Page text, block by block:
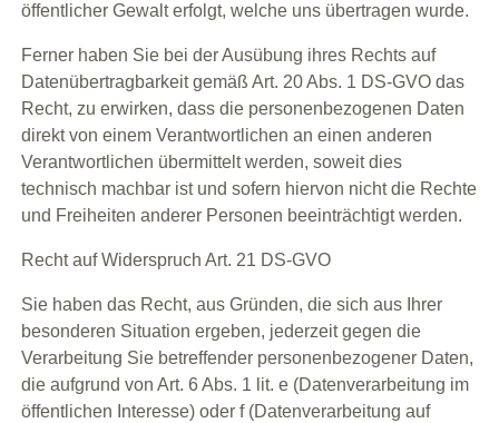
öffentlicher Gewalt erfolgt, welche uns übertragen wurde.
Ferner haben Sie bei der Ausübung ihres Rechts auf
Datenübertragbarkeit gemäß Art. 20 Abs. 1 DS-GVO das
Recht, zu erwirken, dass die personenbezogenen Daten
direkt von einem Verantwortlichen an einen anderen
Verantwortlichen übermittelt werden, soweit dies
technisch machbar ist und sofern hiervon nicht die Rechte
und Freiheiten anderer Personen beeinträchtigt werden.
Recht auf Widerspruch Art. 21 DS-GVO
Sie haben das Recht, aus Gründen, die sich aus Ihrer
besonderen Situation ergeben, jederzeit gegen die
Verarbeitung Sie betreffender personenbezogener Daten,
die aufgrund von Art. 6 Abs. 1 lit. e (Datenverarbeitung im
öffentlichen Interesse) oder f (Datenverarbeitung auf